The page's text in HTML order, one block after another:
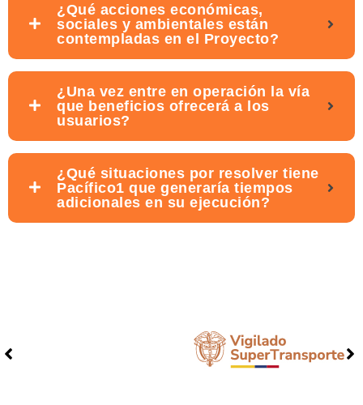
¿Qué acciones económicas,
sociales y ambientales están
contempladas en el Proyecto?
¿Una vez entre en operación la vía
que beneficios ofrecerá a los
usuarios?
¿Qué situaciones por resolver tiene
Pacífico1 que generaría tiempos
adicionales en su ejecución?